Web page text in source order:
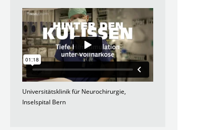
Universitätsklinik für Neurochirurgie,
Inselspital Bern